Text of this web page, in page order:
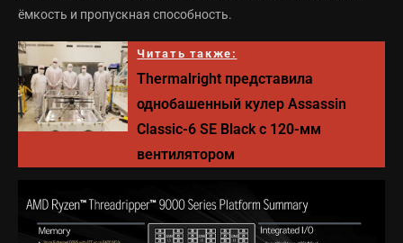
ёмкость и пропускная способность.
Читать также:
Thermalright представила
однобашенный кулер Assassin
Classic-6 SE Black с 120-мм
вентилятором